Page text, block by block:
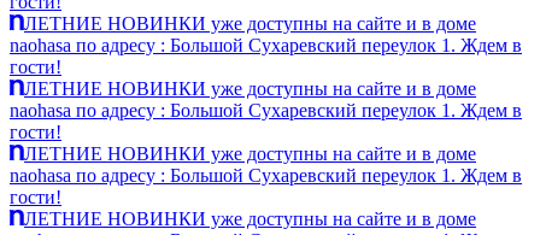
ЛЕТНИЕ НОВИНКИ уже доступны на сайте и в доме
naohasa по адресу : Большой Сухаревский переулок 1. Ждем в
гости!
ЛЕТНИЕ НОВИНКИ уже доступны на сайте и в доме
naohasa по адресу : Большой Сухаревский переулок 1. Ждем в
гости!
ЛЕТНИЕ НОВИНКИ уже доступны на сайте и в доме
naohasa по адресу : Большой Сухаревский переулок 1. Ждем в
гости!
ЛЕТНИЕ НОВИНКИ уже доступны на сайте и в доме